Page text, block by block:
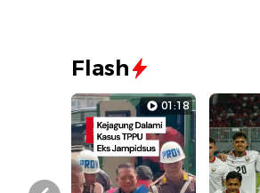
Flash
01:18